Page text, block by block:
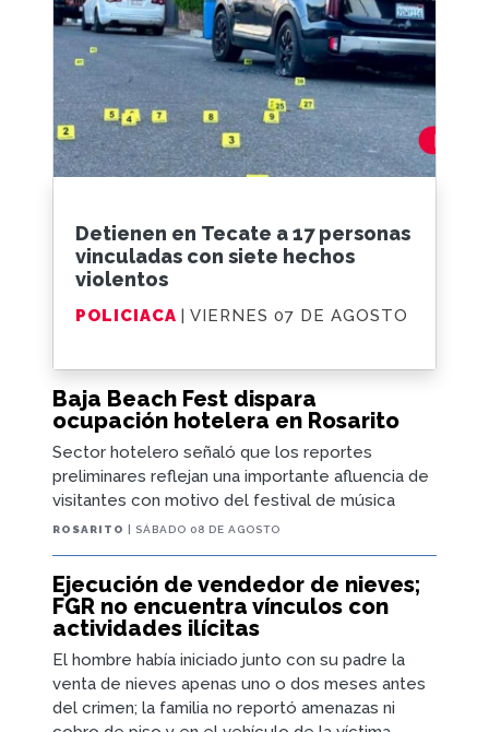
Baja Beach Fest dispara
ocupación hotelera en Rosarito
Sector hotelero señaló que los reportes
preliminares reflejan una importante afluencia de
visitantes con motivo del festival de música
ROSARITO | SÁBADO 08 DE AGOSTO
Ejecución de vendedor de nieves;
FGR no encuentra vínculos con
actividades ilícitas
El hombre había iniciado junto con su padre la
venta de nieves apenas uno o dos meses antes
del crimen; la familia no reportó amenazas ni
Detienen en Tecate a 17 personas
vinculadas con siete hechos
violentos
POLICIACA | VIERNES 07 DE AGOSTO